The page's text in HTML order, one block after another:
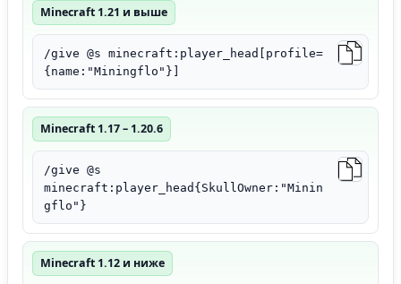
Minecraft 1.21 и выше
/give @s minecraft:player_head[profile=
{name:"Miningflo"}]
Minecraft 1.17 – 1.20.6
/give @s
minecraft:player_head{SkullOwner:"Minin
gflo"}
Minecraft 1.12 и ниже